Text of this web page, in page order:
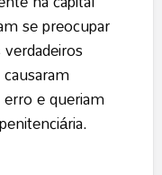
se preocupar
e queriam